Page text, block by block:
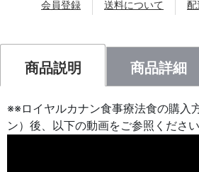
会員登録 送料について 配
商品説明 商品詳細
※※ロイヤルカナン食事療法食の購入
ン）後、以下の動画をご参照くださ